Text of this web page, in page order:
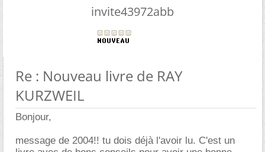
invite43972abb
Re : Nouveau livre de RAY
KURZWEIL
Bonjour,
message de 2004!! tu dois déjà l'avoir lu. C'est un